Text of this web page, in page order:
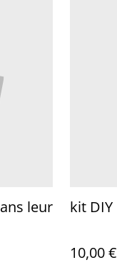
leur
kit DIY
10,00 €